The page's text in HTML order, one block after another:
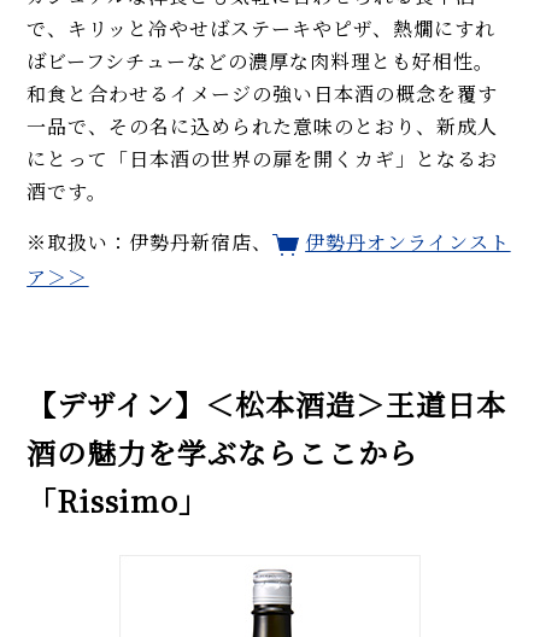
で、キリッと冷やせばステーキやピザ、熱燗にすれ
ばビーフシチューなどの濃厚な肉料理とも好相性。
和食と合わせるイメージの強い日本酒の概念を覆す
一品で、その名に込められた意味のとおり、新成人
にとって「日本酒の世界の扉を開くカギ」となるお
酒です。
※取扱い：伊勢丹新宿店、
伊勢丹オンラインスト
ア＞＞
【デザイン】＜松本酒造＞王道日本
酒の魅力を学ぶならここから
「Rissimo」